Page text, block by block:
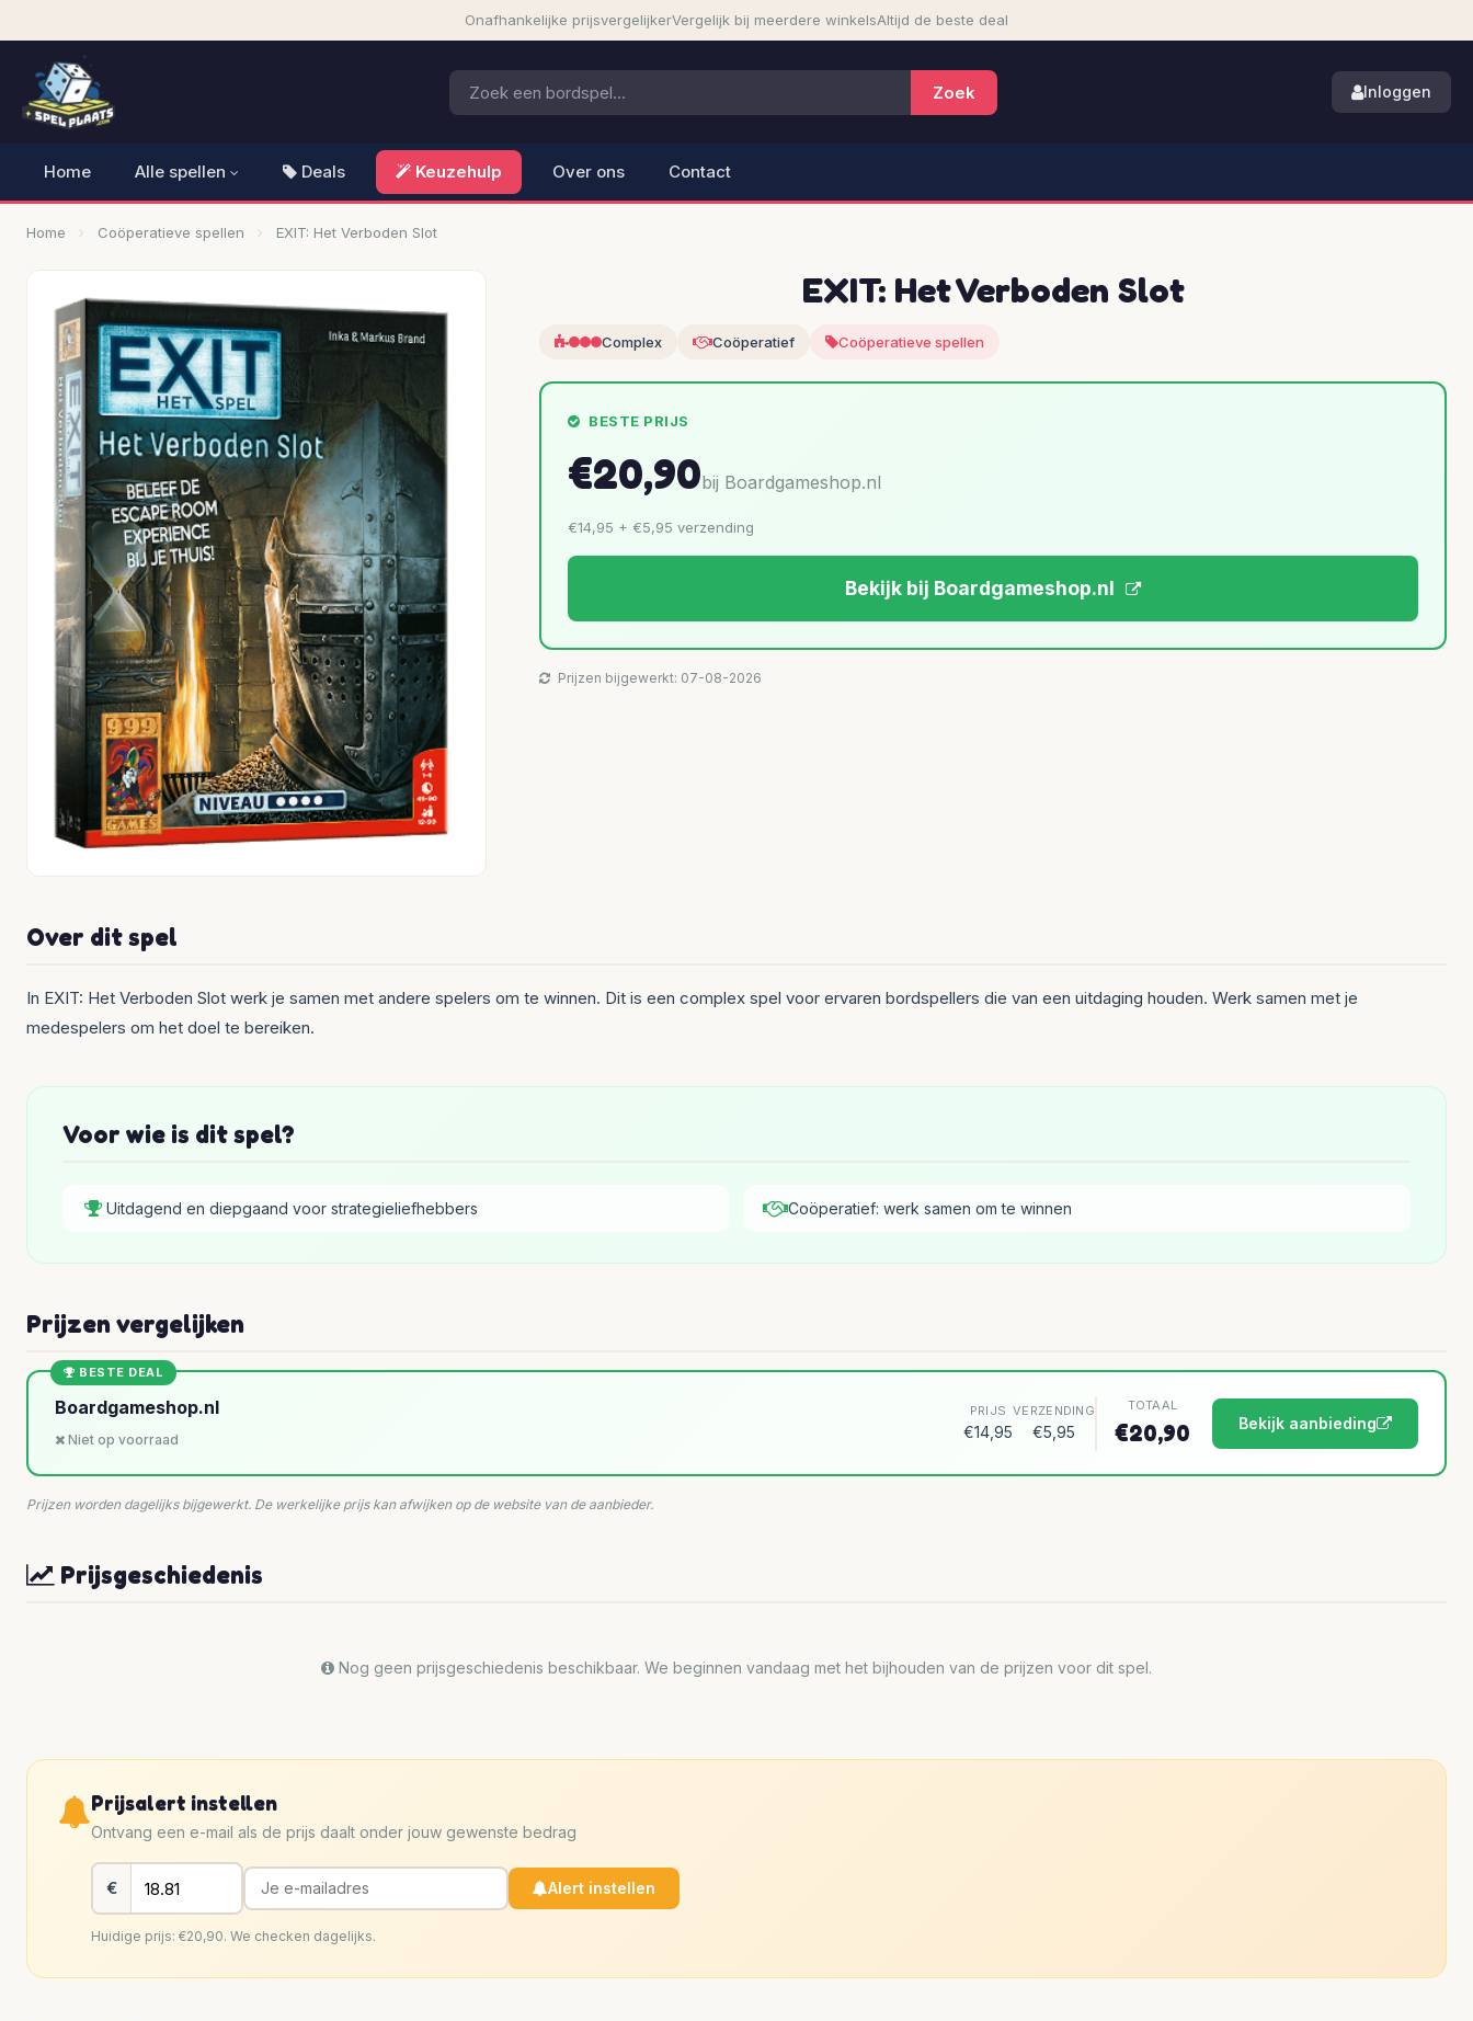
Onafhankelijke prijsvergelijkerVergelijk bij meerdere winkelsAltijd de beste deal
Inloggen
Home Alle spellen Deals Keuzehulp Over ons Contact
Home Coöperatieve spellen EXIT: Het Verboden Slot
EXIT: Het Verboden Slot
Complex Coöperatief Coöperatieve spellen
BESTE PRIJS
€20,90bij Boardgameshop.nl
€14,95 + €5,95 verzending
Bekijk bij Boardgameshop.nl
Prijzen bijgewerkt: 07-08-2026
Over dit spel
In EXIT: Het Verboden Slot werk je samen met andere spelers om te winnen. Dit is een complex spel voor ervaren bordspellers die van een uitdaging houden. Werk samen met je
medespelers om het doel te bereiken.
Voor wie is dit spel?
Uitdagend en diepgaand voor strategieliefhebbers Coöperatief: werk samen om te winnen
Prijzen vergelijken
BESTE DEAL
Boardgameshop.nl
Niet op voorraad
PRIJS
€14,95
VERZENDING
€5,95
TOTAAL
€20,90 Bekijk aanbieding
Prijzen worden dagelijks bijgewerkt. De werkelijke prijs kan afwijken op de website van de aanbieder.
Prijsgeschiedenis
Nog geen prijsgeschiedenis beschikbaar. We beginnen vandaag met het bijhouden van de prijzen voor dit spel.
Prijsalert instellen
Ontvang een e-mail als de prijs daalt onder jouw gewenste bedrag
€ Alert instellen
Huidige prijs: €20,90. We checken dagelijks.